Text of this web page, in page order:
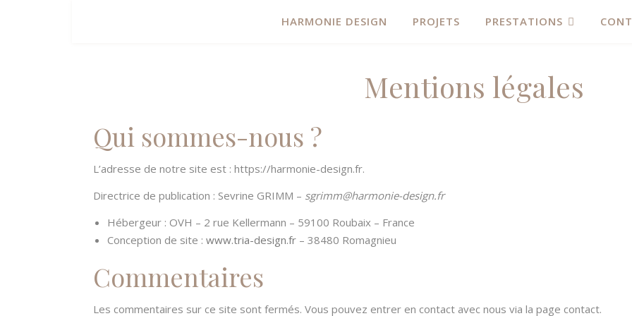
HARMONIE DESIGN PROJETS PRESTATIONS
Mentions légales
Qui sommes-nous ?
L’adresse de notre site est : https://harmonie-design.fr.
Directrice de publication : Sevrine GRIMM – sgrimm@harmonie-design.fr
Hébergeur : OVH – 2 rue Kellermann – 59100 Roubaix – France
Conception de site : www.tria-design.fr – 38480 Romagnieu
Commentaires
Les commentaires sur ce site sont fermés. Vous pouvez entrer en contact avec nous via la page contact.